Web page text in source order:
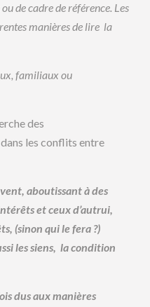
de cadre de référence. Les
manières de lire la
familiaux ou
des
les conflits entre
aboutissant à des
et ceux d’autrui,
(sinon qui le fera ?)
les siens, la condition
dus aux manières